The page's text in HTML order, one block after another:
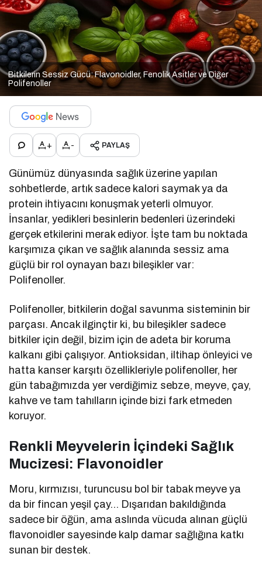
Bitkilerin Sessiz Gücü: Flavonoidler, Fenolik Asitler ve Diğer
Polifenoller
+ - PAYLAŞ
Günümüz dünyasında sağlık üzerine yapılan
sohbetlerde, artık sadece kalori saymak ya da
protein ihtiyacını konuşmak yeterli olmuyor.
İnsanlar, yedikleri besinlerin bedenleri üzerindeki
gerçek etkilerini merak ediyor. İşte tam bu noktada
karşımıza çıkan ve sağlık alanında sessiz ama
güçlü bir rol oynayan bazı bileşikler var:
Polifenoller.
Polifenoller, bitkilerin doğal savunma sisteminin bir
parçası. Ancak ilginçtir ki, bu bileşikler sadece
bitkiler için değil, bizim için de adeta bir koruma
kalkanı gibi çalışıyor. Antioksidan, iltihap önleyici ve
hatta kanser karşıtı özellikleriyle polifenoller, her
gün tabağımızda yer verdiğimiz sebze, meyve, çay,
kahve ve tam tahılların içinde bizi fark etmeden
koruyor.
Renkli Meyvelerin İçindeki Sağlık
Mucizesi: Flavonoidler
Moru, kırmızısı, turuncusu bol bir tabak meyve ya
da bir fincan yeşil çay… Dışarıdan bakıldığında
sadece bir öğün, ama aslında vücuda alınan güçlü
flavonoidler sayesinde kalp damar sağlığına katkı
sunan bir destek.